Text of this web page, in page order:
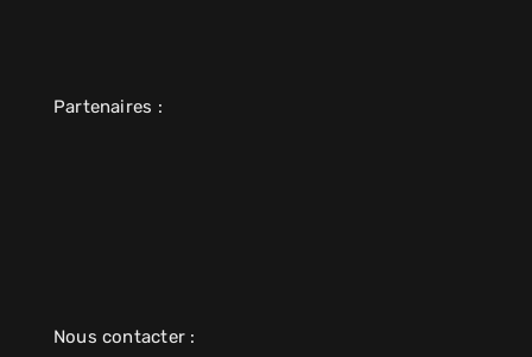
Partenaires :
Nous contacter :